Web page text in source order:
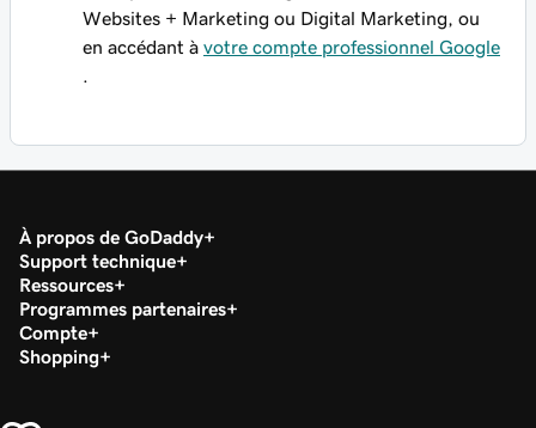
Websites + Marketing ou Digital Marketing, ou
en accédant à votre compte professionnel Google
À propos de GoDaddy
Support technique
Ressources
Programmes partenaires
Compte
Shopping